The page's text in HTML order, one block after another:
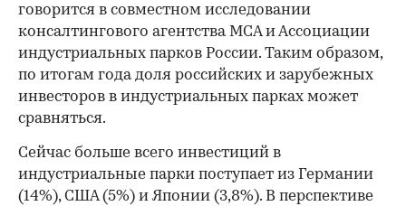
говорится в совместном исследовании
консалтингового агентства MCA и Ассоциации
индустриальных парков России. Таким образом,
по итогам года доля российских и зарубежных
инвесторов в индустриальных парках может
сравняться.
Сейчас больше всего инвестиций в
индустриальные парки поступает из Германии
(14%), США (5%) и Японии (3,8%). В перспективе